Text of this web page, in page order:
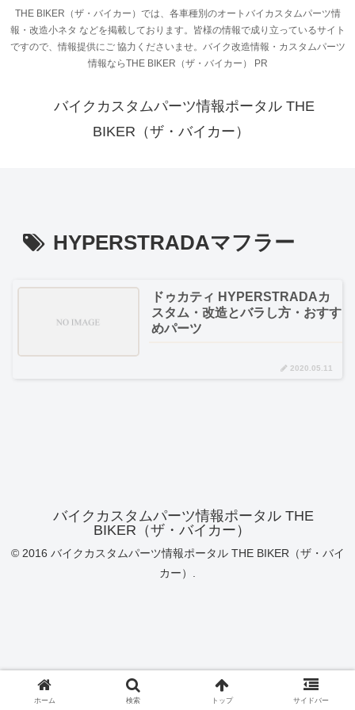
THE BIKER（ザ・バイカー）では、各車種別のオートバイカスタムパーツ情
報・改造小ネタ などを掲載しております。皆様の情報で成り立っているサイト
ですので、情報提供にご 協力くださいませ。バイク改造情報・カスタムパーツ
情報ならTHE BIKER（ザ・バイカー） PR
バイクカスタムパーツ情報ポータル THE
BIKER（ザ・バイカー）
HYPERSTRADAマフラー
ドゥカティ HYPERSTRADAカ
スタム・改造とバラし方・おすす
めパーツ
2020.05.11
バイクカスタムパーツ情報ポータル THE
BIKER（ザ・バイカー）
© 2016 バイクカスタムパーツ情報ポータル THE BIKER（ザ・バイ
カー）.
ホーム 検索 トップ サイドバー